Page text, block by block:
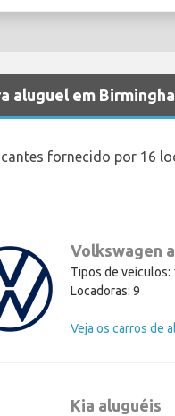
aluguel em
fornecido por 16
Volkswagen
Tipos de veículos:
Locadoras: 9
Kia aluguéis